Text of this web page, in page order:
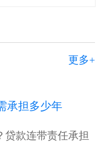
更多+
承担多少年
贷款连带责任承担